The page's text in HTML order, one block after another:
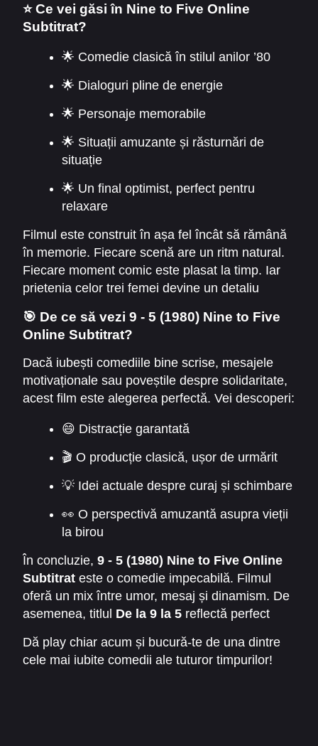
⭐ Ce vei găsi în Nine to Five Online
Subtitrat?
🌟 Comedie clasică în stilul anilor ’80
🌟 Dialoguri pline de energie
🌟 Personaje memorabile
🌟 Situații amuzante și răsturnări de
situație
🌟 Un final optimist, perfect pentru
relaxare
Filmul este construit în așa fel încât să rămână
în memorie. Fiecare scenă are un ritm natural.
Fiecare moment comic este plasat la timp. Iar
prietenia celor trei femei devine un detaliu
implicat și urmărește povestea cu interes.
🎯 De ce să vezi 9 - 5 (1980) Nine to Five
Online Subtitrat?
Dacă iubești comediile bine scrise, mesajele
motivaționale sau poveștile despre solidaritate,
acest film este alegerea perfectă. Vei descoperi:
😄 Distracție garantată
🎬 O producție clasică, ușor de urmărit
💡 Idei actuale despre curaj și schimbare
👀 O perspectivă amuzantă asupra vieții
la birou
În concluzie, 9 - 5 (1980) Nine to Five Online
Subtitrat este o comedie impecabilă. Filmul
oferă un mix între umor, mesaj și dinamism. De
asemenea, titlul De la 9 la 5 reflectă perfect
lume dominată de reguli rigide.
Dă play chiar acum și bucură-te de una dintre
cele mai iubite comedii ale tuturor timpurilor!